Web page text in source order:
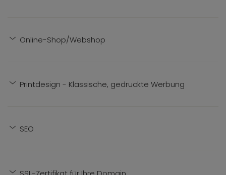
Online-Shop/Webshop
Printdesign - Klassische, gedruckte Werbung
SEO